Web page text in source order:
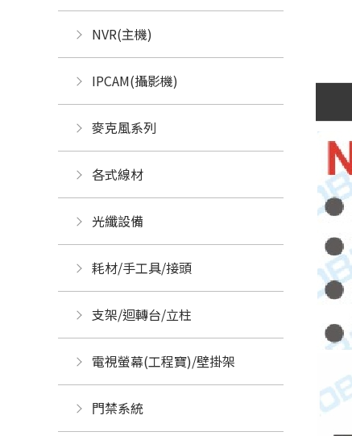
NVR(主機)
IPCAM(攝影機)
麥克風系列
各式線材
光纖設備
耗材/手工具/接頭
支架/迴轉台/立柱
電視螢幕(工程寶)/壁掛架
門禁系統